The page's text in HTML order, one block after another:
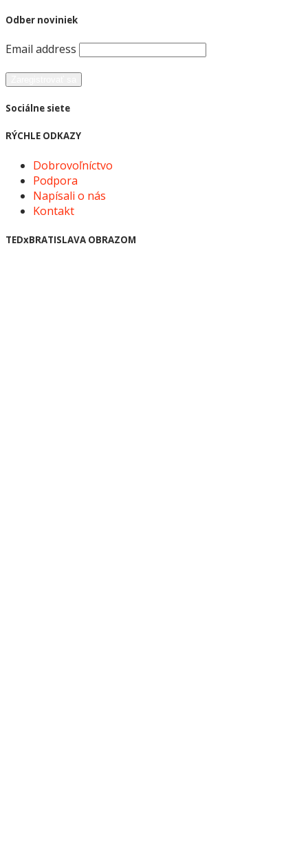
Odber noviniek
Email address
Sociálne siete
RÝCHLE ODKAZY
Dobrovoľníctvo
Podpora
Napísali o nás
Kontakt
TEDxBRATISLAVA OBRAZOM